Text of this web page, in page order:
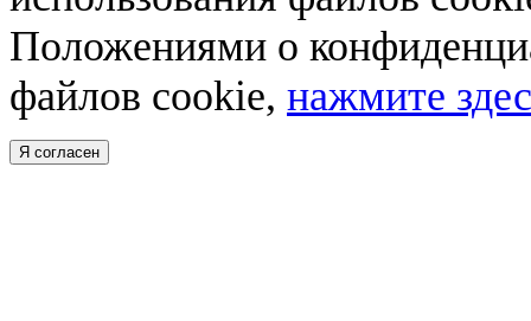
Положениями о
файлов cookie, нажмите
Я согласен